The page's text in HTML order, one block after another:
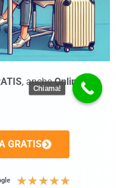
, ancheOnline non
GRATIS
★★★★★
Chiama!